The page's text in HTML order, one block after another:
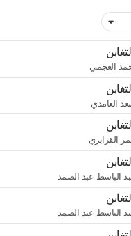
العجمي
الغامدي
القزابري
الباسط عبد الصمد
الباسط عبد الصمد